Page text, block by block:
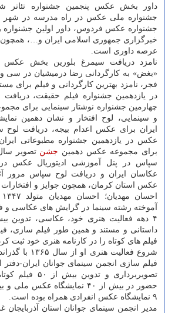
داور بخش عکس پنجمین جشنواره تئاتر
جشنواره ملی عکس در راه مدرسه در شهر
جشنواره عکس فردوس، داور اولین
خبرگزاری جمهوری اسلامی ایران و…، همچون
عرصه داوری است.
نامزد دریافت سیمرغ بلورین بخش عکس
«بغض» به کارگردانی رضا درمیشیان در سی
فجر، نامزد بهترین کارگردانی و فیلم
در یازدهمین جشنواره فیلم حقیقت،
چهارمین جشنواره نوشتار سینمایی برای
و سینمایی، لوح افتخار و نشان دهمین
ایران برای عکس اعدام بیجه، دریافت
عکس در یازدهمین جشنواره مطبوعاتی
برای مجموعه عکس دهمین جشن تصویر
سپاس در پنل آموزشی ادیتوریال عکس
عکاسان ایران و دریافت لوح سپاس مرور
عکس استان کرمان، همچون جوایز و
آموخته رشته سینما در گرایش های عکاسی و
داستانی و مستند و همین طور فیلم سازی،
فیلم های کوتاه را در کارنامه هنری خود ثبت
شروع فعالیت هنری او از سال ۱۳۶۵ با گذراندن دوره های
فیلم سازی انجمن سینمای جوانان ایران-دفتر
تصویربرداری و
حضور در بیش از ۴۰ نمایشگاه
۹ نمایشگاه عکس انفرادی همراه بوده است.
مدیر انجمن سینمای جوانان استان